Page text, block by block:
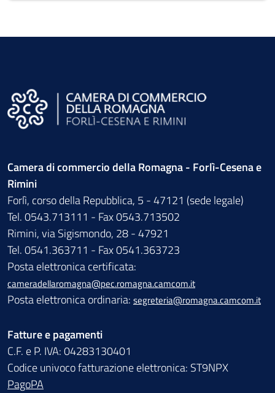
Camera di commercio della Romagna - Forlì-Cesena e
Rimini
Forlì, corso della Repubblica, 5 - 47121 (sede legale)
Tel. 0543.713111 - Fax 0543.713502
Rimini, via Sigismondo, 28 - 47921
Tel. 0541.363711 - Fax 0541.363723
Posta elettronica certificata:
cameradellaromagna@pec.romagna.camcom.it
Posta elettronica ordinaria: segreteria@romagna.camcom.it
Fatture e pagamenti
C.F. e P. IVA: 04283130401
Codice univoco fatturazione elettronica: ST9NPX
PagoPA